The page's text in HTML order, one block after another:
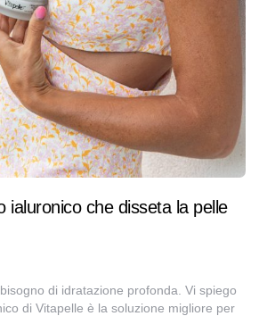
ialuronico che disseta la pelle
di idratazione profonda. Vi spiego
di Vitapelle è la soluzione migliore per